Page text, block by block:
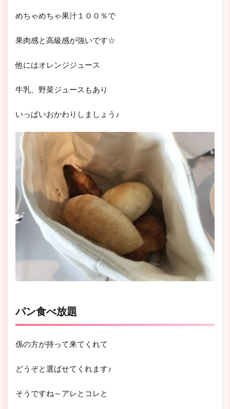
めちゃめちゃ果汁１００％で
果肉感と高級感が強いです☆
他にはオレンジジュース
牛乳、野菜ジュースもあり
いっぱいおかわりしましょう♪
パン食べ放題
係の方が持って来てくれて
どうぞと選ばせてくれます♪
そうですね～アレとコレと